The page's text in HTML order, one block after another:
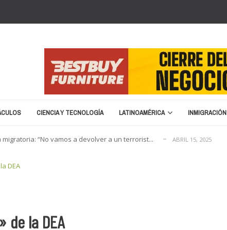
CIENCIA Y TECNOLOGÍA LATINOAMÉRICA INMIGRACIÓN
nombre para la Copa del Mundo 2026 SEPTIEMBRE 16, 2025
“No vamos a devolver a un terrorist... ABRIL 15, 2025
2026 MARZO 8, 2026
ENERO 25, 2026
cierre y liquidación ENERO 20, 2026
“No vamos a devolver a un terrorist... ABRIL 15, 2025
ENERO 25, 2026
DEA
de la DEA